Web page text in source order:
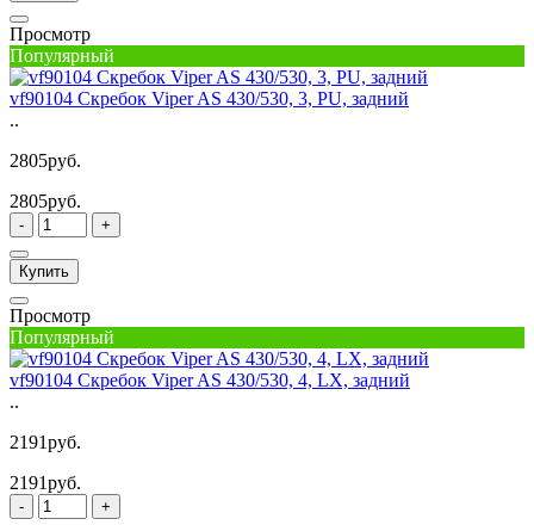
Просмотр
Популярный
vf90104 Скребок Viper AS 430/530, 3, PU, задний
..
2805руб.
2805руб.
- +
Купить
Просмотр
Популярный
vf90104 Скребок Viper AS 430/530, 4, LX, задний
..
2191руб.
2191руб.
- +